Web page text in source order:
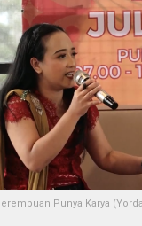
Punya Karya